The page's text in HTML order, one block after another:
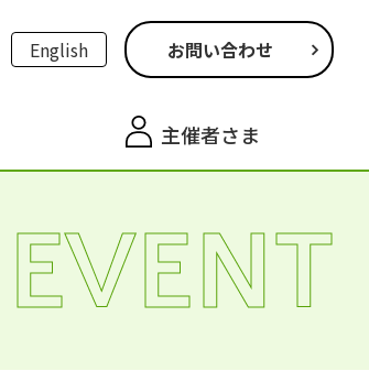
English お問い合わせ
主催者さま
EVENT